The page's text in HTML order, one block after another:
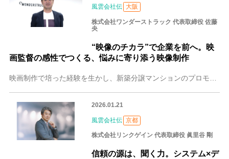
風雲会社伝 大阪
株式会社ワンダーストラック 代表取締役 佐藤
央
“映像のチカラ”で企業を前へ。映
画監督の感性でつくる、悩みに寄り添う映像制作
映画制作で培った経験を生かし、新築分譲マンションのプロモーション映像などを手がけている大阪の株式会社ワンダーストラック。クライアントの夢や事業を力強く後押しする
2026.01.21
風雲会社伝 京都
株式会社リンクゲイン 代表取締役 眞里谷 剛
信頼の源は、聞く力。システム×デ